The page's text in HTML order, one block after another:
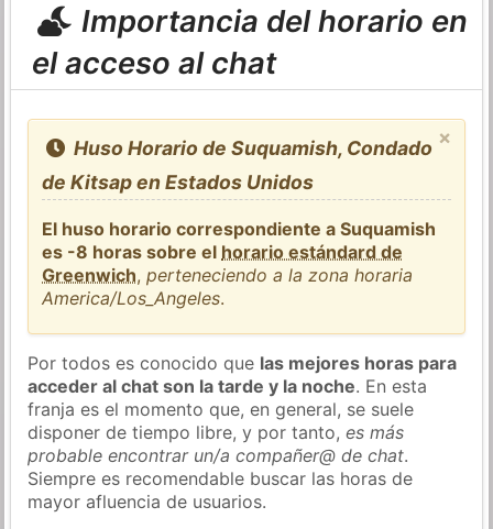
Importancia del horario en
el acceso al chat
×
Huso Horario de Suquamish, Condado
de Kitsap en Estados Unidos
El huso horario correspondiente a Suquamish
es -8 horas sobre el horario estándard de
Greenwich,perteneciendo a la zona horaria
America/Los_Angeles.
Por todos es conocido que las mejores horas para
acceder al chat son la tarde y la noche. En esta
franja es el momento que, en general, se suele
disponer de tiempo libre, y por tanto,es más
probable encontrar un/a compañer@ de chat.
Siempre es recomendable buscar las horas de
mayor afluencia de usuarios.